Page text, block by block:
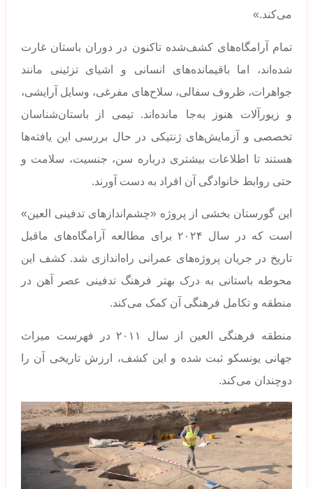
می‌کند.»
تمام آرامگاه‌های کشف‌شده تاکنون در دوران باستان غارت
شده‌اند، اما باقیمانده‌های انسانی و اشیای تزئینی مانند
جواهرات، ظروف سفالی، سلاح‌های مفرغی، وسایل آرایشی،
و زیورآلات هنوز به‌جا مانده‌اند. تیمی از باستان‌شناسان
تخصصی و آزمایش‌های ژنتیکی در حال بررسی این یافته‌ها
هستند تا اطلاعات بیشتری درباره سن، جنسیت، سلامت و
حتی روابط خانوادگی آن افراد به دست آورند.
این گورستان بخشی از پروژه «چشم‌اندازهای تدفینی العین»
است که در سال ۲۰۲۴ برای مطالعه آرامگاه‌های ماقبل
تاریخ در جریان پروژه‌های عمرانی راه‌اندازی شد. کشف این
محوطه باستانی به درک بهتر فرهنگ تدفینی عصر آهن در
منطقه و تکامل فرهنگی آن کمک می‌کند.
منطقه فرهنگی العین از سال ۲۰۱۱ در فهرست میراث
جهانی یونسکو ثبت شده و این کشف، ارزش تاریخی آن را
دوچندان می‌کند.